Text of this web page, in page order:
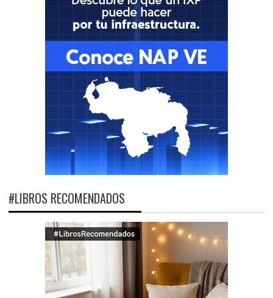
#LIBROS RECOMENDADOS